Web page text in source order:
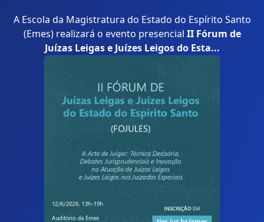
A Escola da Magistratura do Estado do Espírito Santo
(Emes) realizará o evento presencial II Fórum de
Juízas Leigas e Juízes Leigos do Esta...